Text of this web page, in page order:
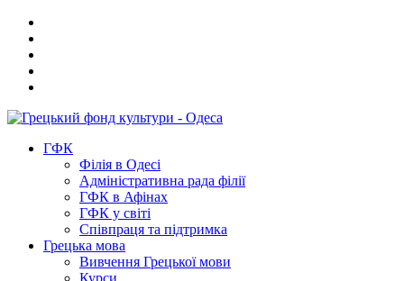
ГФК
Філія в Одесі
Адміністративна рада філії
ГФК в Афінах
ГФК у світі
Співпраця та підтримка
Грецька мова
Вивчення Грецької мови
Курси